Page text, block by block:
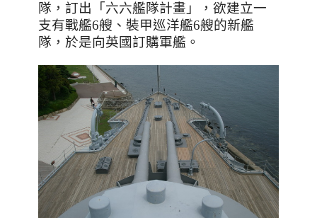
隊，訂出「六六艦隊計畫」，欲建立一
支有戰艦6艘、裝甲巡洋艦6艘的新艦
隊，於是向英國訂購軍艦。